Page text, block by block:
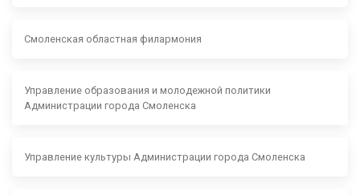
Смоленская областная филармония
Управление образования и молодежной политики
Администрации города Смоленска
Управление культуры Администрации города Смоленска